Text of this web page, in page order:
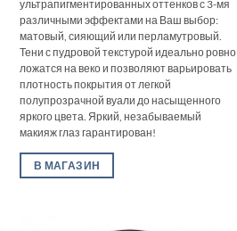
ультрапигментированных оттенков с 3-мя
различными эффектами на Ваш выбор:
матовый, сияющий или перламутровый.
Тени с пудровой текстурой идеально ровно
ложатся на веко и позволяют варьировать
плотность покрытия от легкой
полупрозрачной вуали до насыщенного
яркого цвета. Яркий, незабываемый
макияж глаз гарантирован!
В МАГАЗИН